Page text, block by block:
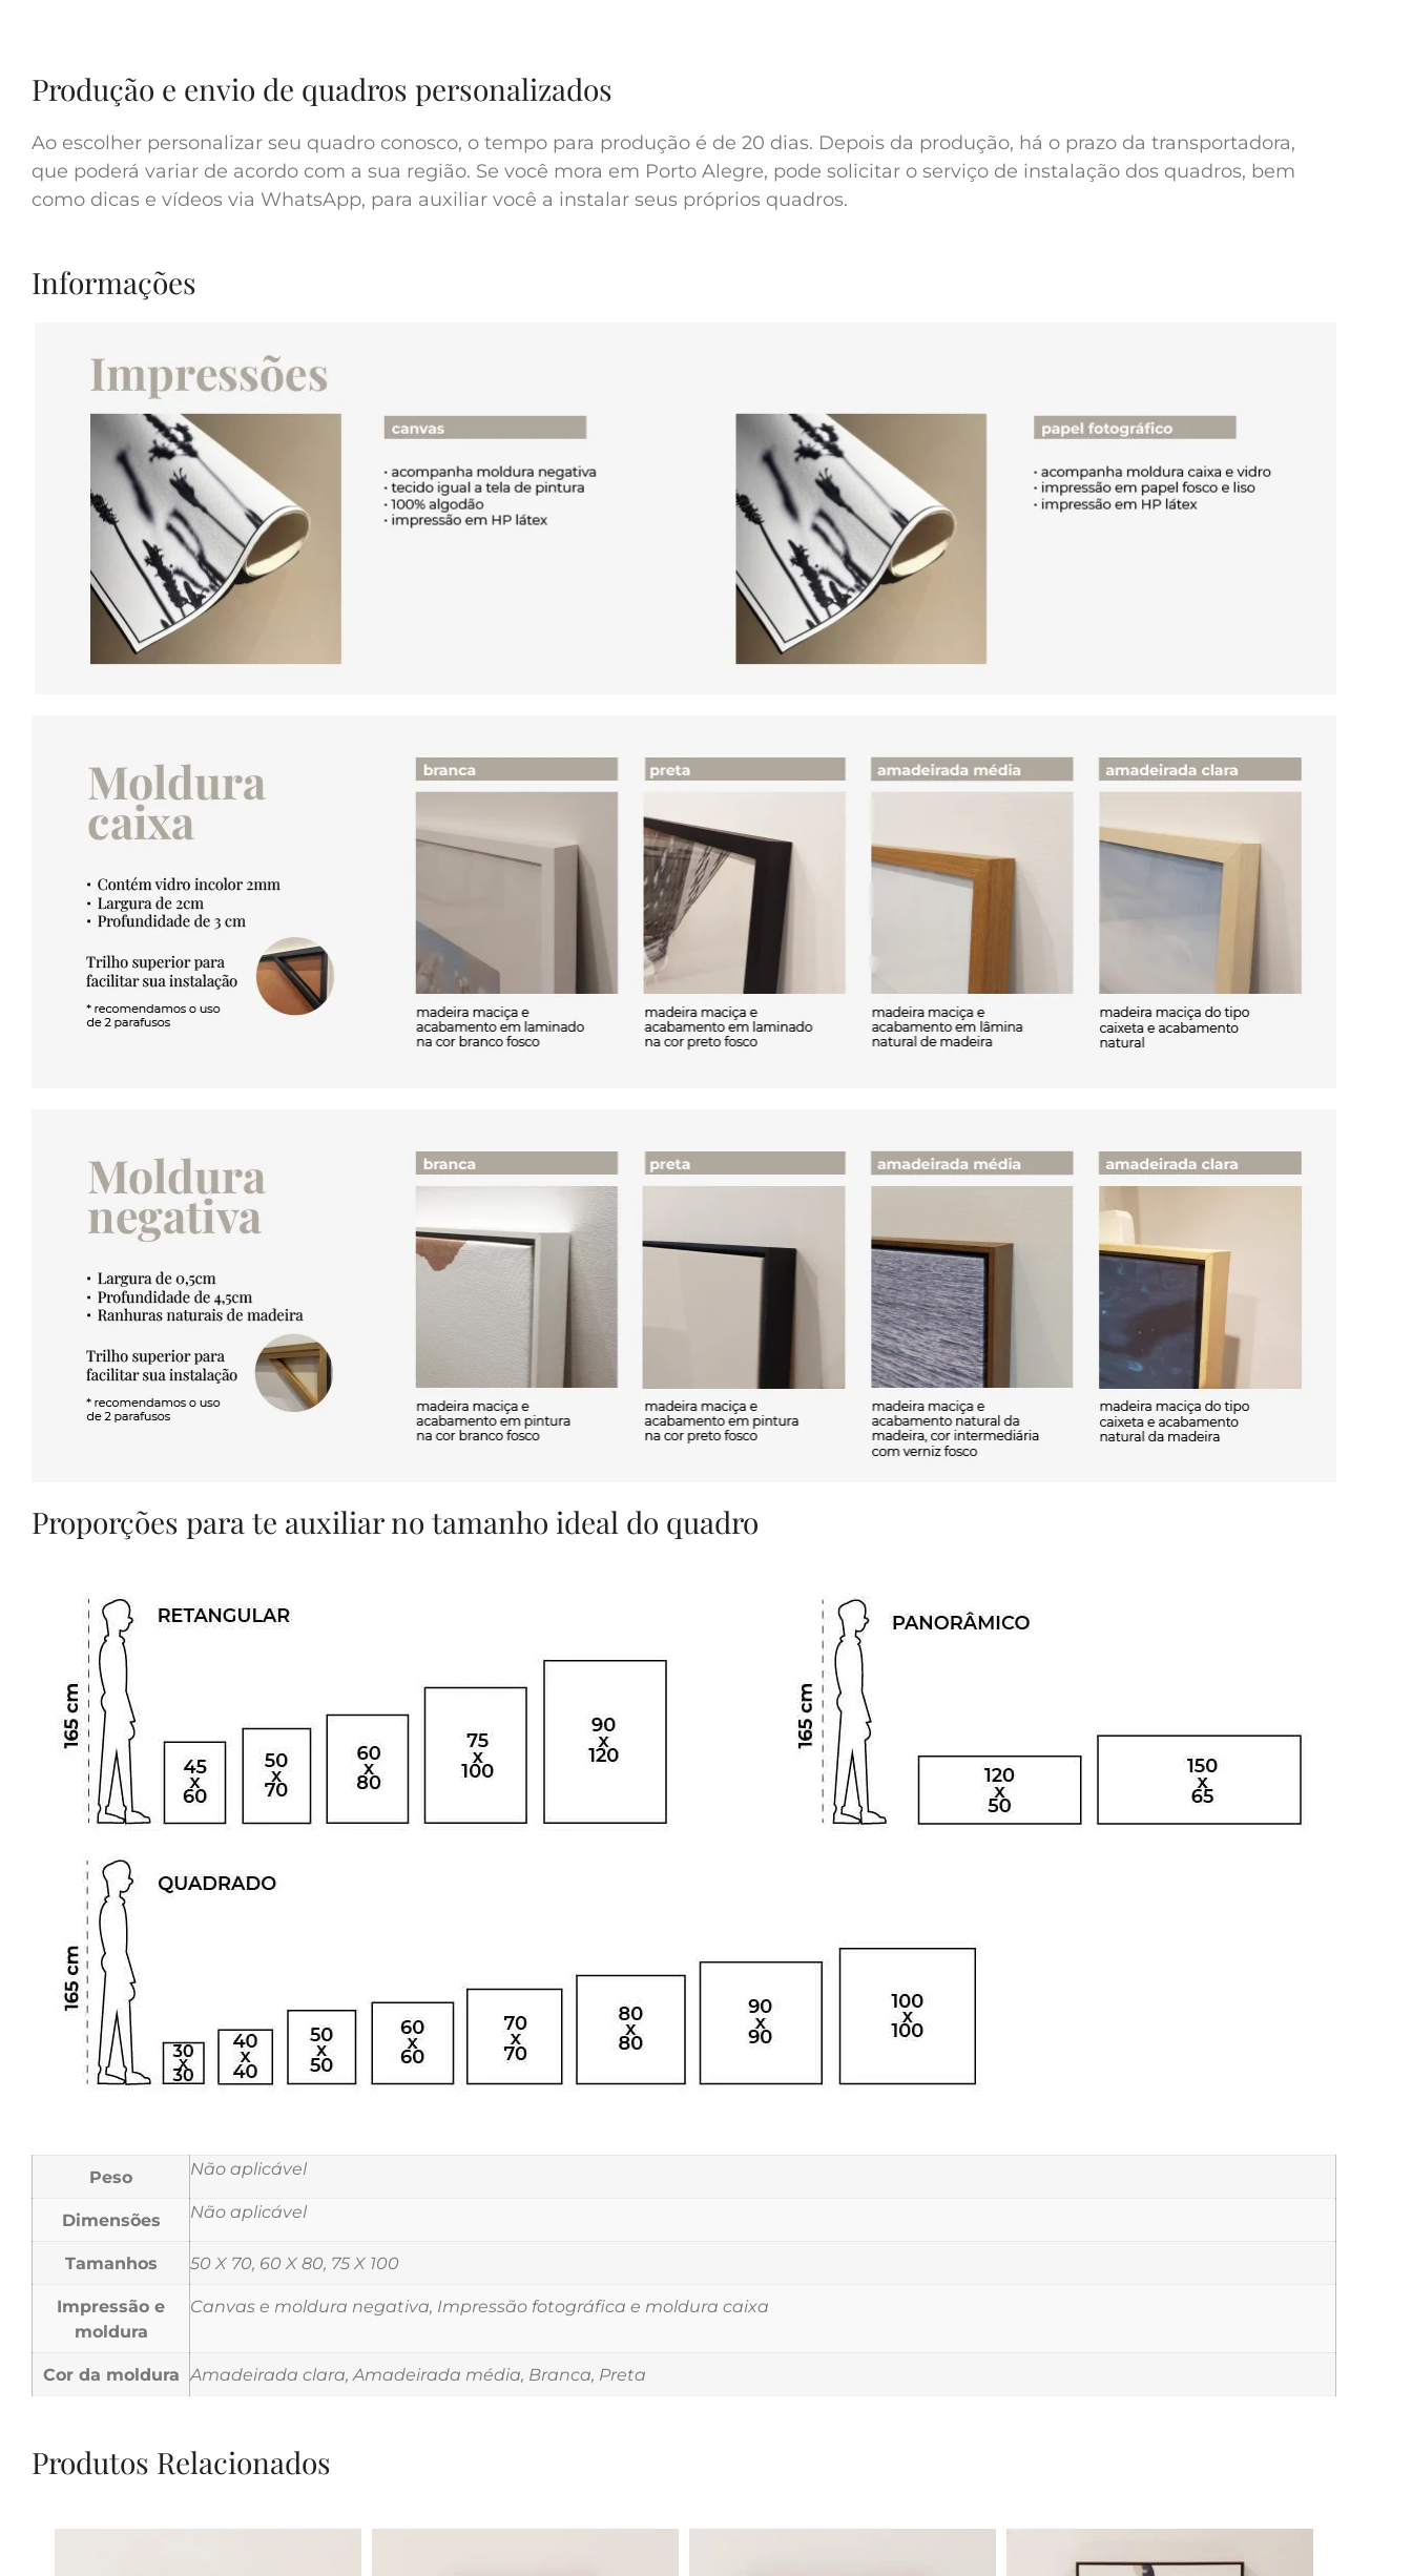
Produção e envio de quadros personalizados
Ao escolher personalizar seu quadro conosco, o tempo para produção é de 20 dias. Depois da produção, há o prazo da transportadora,
que poderá variar de acordo com a sua região. Se você mora em Porto Alegre, pode solicitar o serviço de instalação dos quadros, bem
como dicas e vídeos via WhatsApp, para auxiliar você a instalar seus próprios quadros.
Informações
Proporções para te auxiliar no tamanho ideal do quadro
Peso Não aplicável
Dimensões Não aplicável
Tamanhos 50 X 70, 60 X 80, 75 X 100
Impressão e
moldura
Canvas e moldura negativa, Impressão fotográfica e moldura caixa
Cor da moldura Amadeirada clara, Amadeirada média, Branca, Preta
Produtos Relacionados